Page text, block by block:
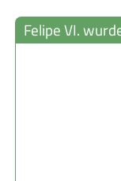
Felipe VI.